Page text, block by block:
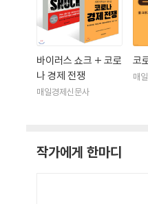
바이러스 쇼크 + 코로
나 경제 전쟁
매일경제신문사
코
매
작가에게 한마디